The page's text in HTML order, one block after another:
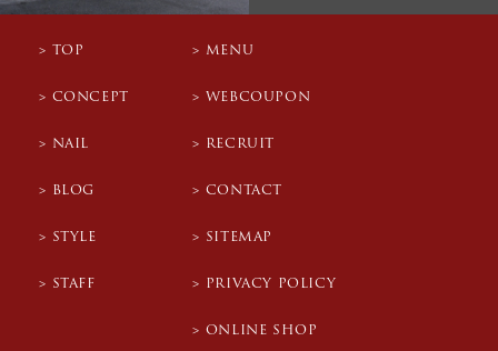
TOP
CONCEPT
NAIL
BLOG
STYLE
STAFF
MENU
WEBCOUPON
RECRUIT
CONTACT
SITEMAP
PRIVACY POLICY
ONLINE SHOP